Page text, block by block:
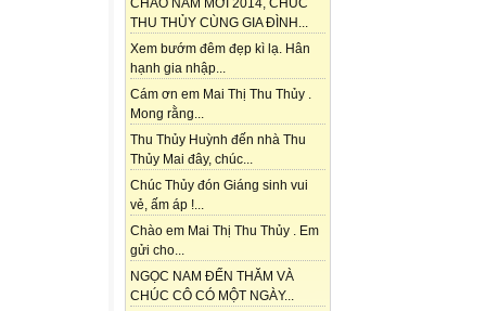
CHÀO NĂM MỚI 2014, CHÚC
THU THỦY CÙNG GIA ĐÌNH...
Xem bướm đêm đẹp kì lạ. Hân
hạnh gia nhập...
Cám ơn em Mai Thị Thu Thủy .
Mong rằng...
Thu Thủy Huỳnh đến nhà Thu
Thủy Mai đây, chúc...
Chúc Thủy đón Giáng sinh vui
vẻ, ấm áp !...
Chào em Mai Thị Thu Thủy . Em
gửi cho...
NGỌC NAM ĐẾN THĂM VÀ
CHÚC CÔ CÓ MỘT NGÀY...